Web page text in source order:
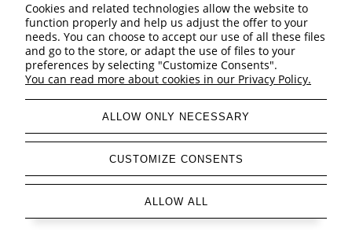
Shopping & delivery
Company
view full version of the site
Sklep internetowy Shoper Premium
Cookies and related technologies allow the website to
function properly and help us adjust the offer to your
needs. You can choose to accept our use of all these files
and go to the store, or adapt the use of files to your
preferences by selecting "Customize Consents".
You can read more about cookies in our Privacy Policy.
ALLOW ONLY NECESSARY
CUSTOMIZE CONSENTS
ALLOW ALL